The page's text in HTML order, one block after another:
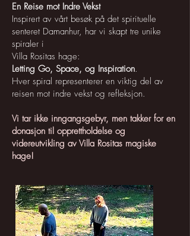
En Reise mot Indre Vekst
Inspirert av vårt besøk på det spirituelle
senteret Damanhur, har vi skapt tre unike
spiraler i
Villa Rositas hage:
Letting Go, Space, og Inspiration.
Hver spiral representerer en viktig del av
reisen mot indre vekst og refleksjon.
Vi tar ikke inngangsgebyr, men takker for en
donasjon til opprettholdelse og
videreutvikling av Villa Rositas magiske
hage!